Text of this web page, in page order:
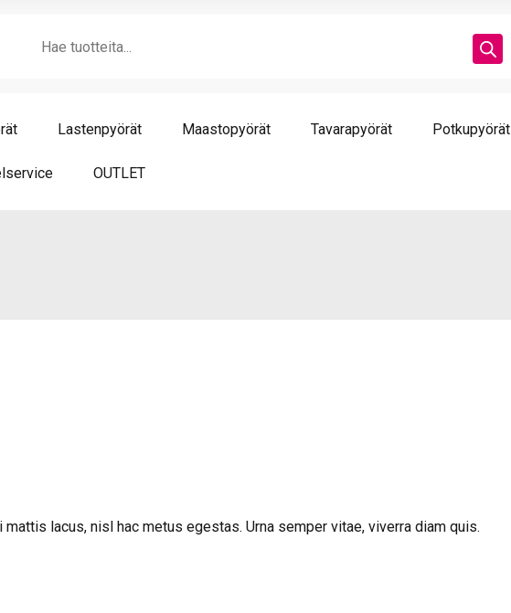
Lastenpyörät Maastopyörät Tavarapyörät Potkupyörät
OUTLET
lacus, nisl hac metus egestas. Urna semper vitae, viverra diam quis.